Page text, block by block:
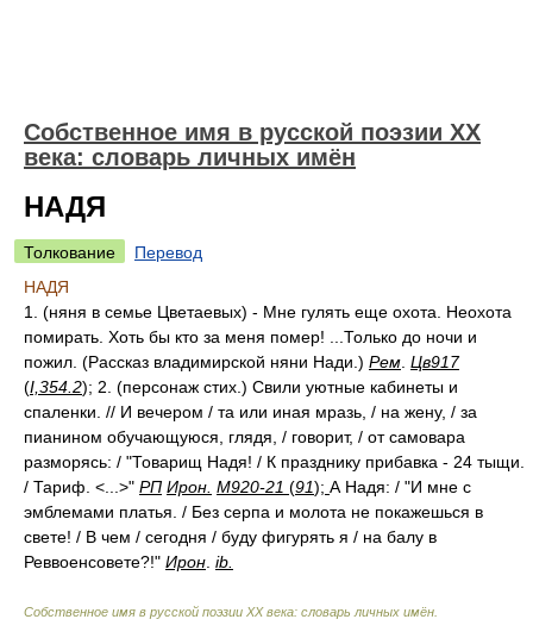
Собственное имя в русской поэзии XX
века: словарь личных имён
НАДЯ
Толкование
Перевод
НАДЯ
1. (няня в семье Цветаевых) - Мне гулять еще охота. Неохота
помирать. Хоть бы кто за меня помер! ...Только до ночи и
пожил. (Рассказ владимирской няни Нади.) Рем Цв917
(I,354.2); 2. (персонаж стих.) Свили уютные кабинеты и
спаленки. // И вечером / та или иная мразь, / на жену, / за
пианином обучающуюся, глядя, / говорит, / от самовара
разморясь: / "Товарищ Надя! / К празднику прибавка - 24 тыщи.
/ Тариф. <...>" РП Ирон. М920-21 (91); А Надя: / "И мне с
эмблемами платья. / Без серпа и молота не покажешься в
свете! / В чем / сегодня / буду фигурять я / на балу в
Реввоенсовете?!" Ирон ib.
Собственное имя в русской поэзии XX века: словарь личных имён